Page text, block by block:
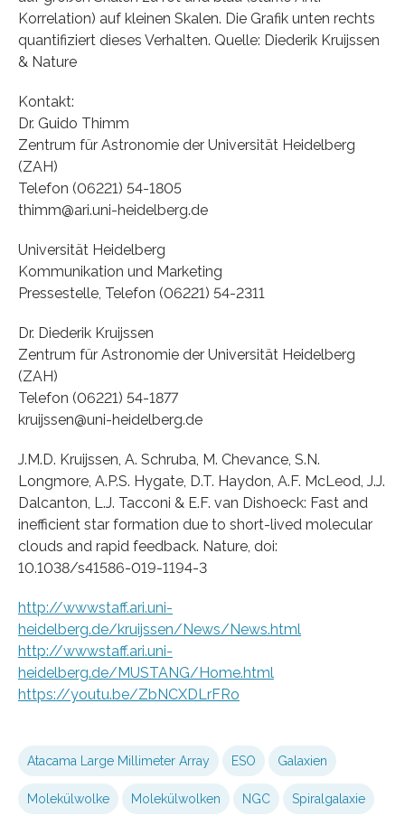
Korrelation) auf kleinen Skalen. Die Grafik unten rechts
quantifiziert dieses Verhalten. Quelle: Diederik Kruijssen
& Nature
Kontakt:
Dr. Guido Thimm
Zentrum für Astronomie der Universität Heidelberg
(ZAH)
Telefon (06221) 54-1805
thimm@ari.uni-heidelberg.de
Universität Heidelberg
Kommunikation und Marketing
Pressestelle, Telefon (06221) 54-2311
Dr. Diederik Kruijssen
Zentrum für Astronomie der Universität Heidelberg
(ZAH)
Telefon (06221) 54-1877
kruijssen@uni-heidelberg.de
J.M.D. Kruijssen, A. Schruba, M. Chevance, S.N.
Longmore, A.P.S. Hygate, D.T. Haydon, A.F. McLeod, J.J.
Dalcanton, L.J. Tacconi & E.F. van Dishoeck: Fast and
inefficient star formation due to short-lived molecular
clouds and rapid feedback. Nature, doi:
10.1038/s41586-019-1194-3
http://wwwstaff.ari.uni-
heidelberg.de/kruijssen/News/News.html
http://wwwstaff.ari.uni-
heidelberg.de/MUSTANG/Home.html
https://youtu.be/ZbNCXDLrFRo
Atacama Large Millimeter Array ESO Galaxien
Molekülwolke Molekülwolken NGC Spiralgalaxie